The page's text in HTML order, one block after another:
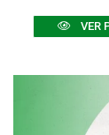
VER